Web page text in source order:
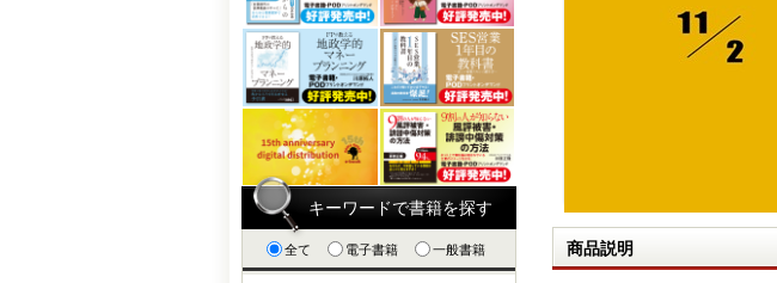
商品説明
キーワードで書籍を探す
全て 電子書籍 一般書籍